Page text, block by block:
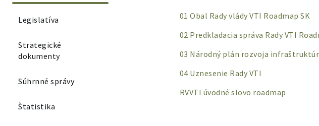
Legislatíva
Strategické
dokumenty
Súhrnné správy
Štatistika
01 Obal Rady vlády VTI Roadmap SK
02 Predkladacia správa Rady VTI
03 Národný plán rozvoja
04 Uznesenie Rady VTI
RVVTI úvodné slovo roadmap